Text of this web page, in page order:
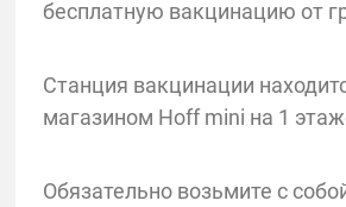
бесплатную вакцинацию от
Станция вакцинации
магазином Hoff mini на 1
Обязательно возьмите с